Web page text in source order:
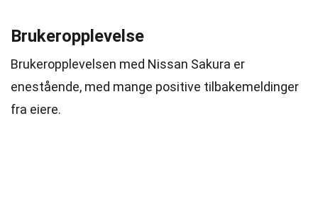
Brukeropplevelse
Brukeropplevelsen med Nissan Sakura er
enestående, med mange positive tilbakemeldinger
fra eiere.